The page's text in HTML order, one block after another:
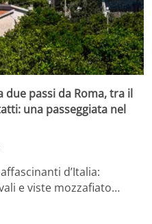
passi da Roma, tra il
una passeggiata nel
d’Italia:
e viste mozzafiato…